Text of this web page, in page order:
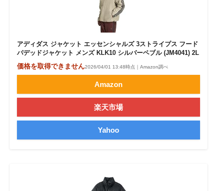
アディダス ジャケット エッセンシャルズ 3ストライプス フード
パデッドジャケット メンズ KLK10 シルバーペブル (JM4041) 2L
価格を取得できません2026/04/01 13:48時点｜Amazon調べ
Amazon
楽天市場
Yahoo